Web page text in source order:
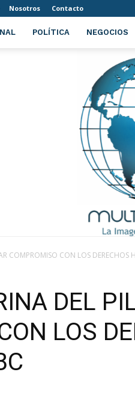
Nosotros Contacto
POLÍTICA NEGOCIOS
COMPROMISO CON LOS DERECHOS
DEL
LOS